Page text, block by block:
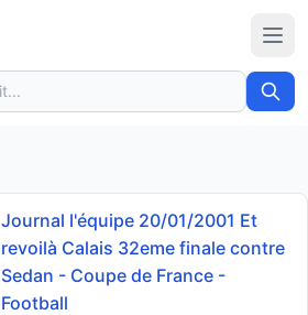
Journal l'équipe 20/01/2001 Et
revoilà Calais 32eme finale contre
Sedan - Coupe de France -
Football